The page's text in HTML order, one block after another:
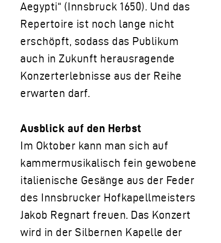
Aegypti“ (Innsbruck 1650). Und das
Repertoire ist noch lange nicht
erschöpft, sodass das Publikum
auch in Zukunft herausragende
Konzerterlebnisse aus der Reihe
erwarten darf.
Ausblick auf den Herbst
Im Oktober kann man sich auf
kammermusikalisch fein gewobene
italienische Gesänge aus der Feder
des Innsbrucker Hofkapellmeisters
Jakob Regnart freuen. Das Konzert
wird in der Silbernen Kapelle der